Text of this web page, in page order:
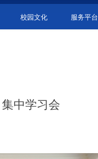
校园文化 服务平台
中学习会